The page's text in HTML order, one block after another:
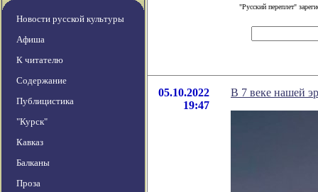
Новости русской культуры
Афиша
К читателю
Содержание
Публицистика
"Курск"
Кавказ
Балканы
Проза
"Русский переплет"
05.10.2022
19:47
В 7 веке нашей